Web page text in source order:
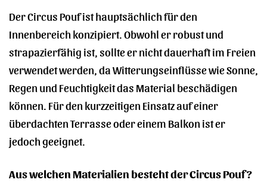
Der Circus Pouf ist hauptsächlich für den
Innenbereich konzipiert. Obwohl er robust und
strapazierfähig ist, sollte er nicht dauerhaft im Freien
verwendet werden, da Witterungseinflüsse wie Sonne,
Regen und Feuchtigkeit das Material beschädigen
können. Für den kurzzeitigen Einsatz auf einer
überdachten Terrasse oder einem Balkon ist er
jedoch geeignet.
Aus welchen Materialien besteht der Circus Pouf?